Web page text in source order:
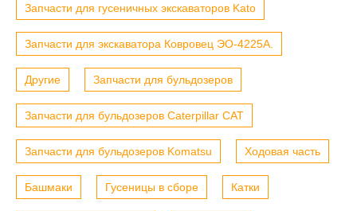
Запчасти для гусеничных экскаваторов Kato
Запчасти для экскаватора Ковровец ЭО-4225А.
Другие Запчасти для бульдозеров
Запчасти для бульдозеров Caterpillar CAT
Запчасти для бульдозеров Komatsu Ходовая часть
Башмаки Гусеницы в сборе Катки